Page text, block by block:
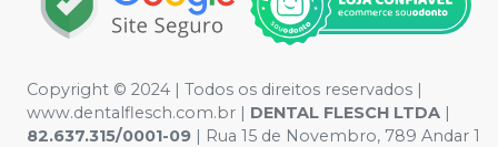
Copyright © 2024 | Todos os direitos reservados |
www.dentalflesch.com.br | DENTAL FLESCH LTDA |
82.637.315/0001-09 | Rua 15 de Novembro, 789 Andar 1